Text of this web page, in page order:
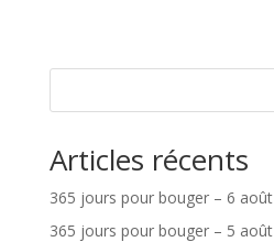
Articles récents
365 jours pour bouger – 6 août
365 jours pour bouger – 5 août